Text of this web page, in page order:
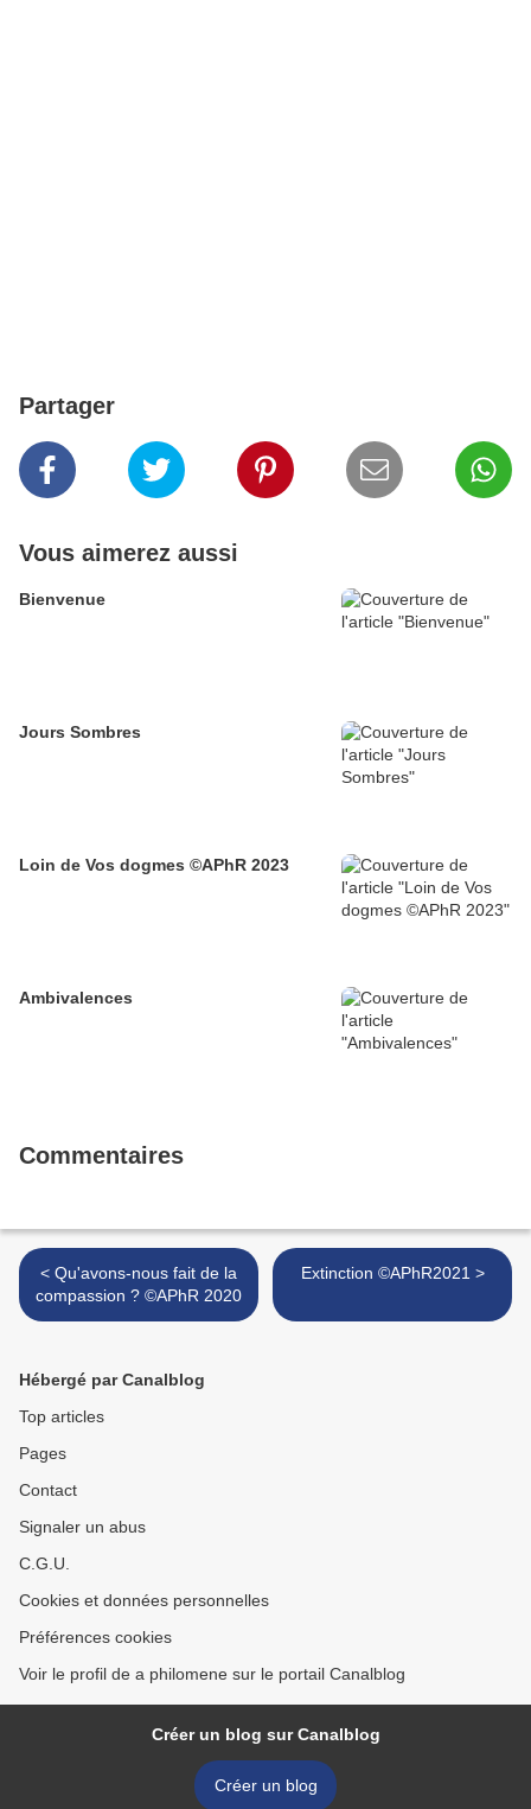
Partager
Vous aimerez aussi
Bienvenue
Jours Sombres
Loin de Vos dogmes ©APhR 2023
Ambivalences
Commentaires
< Qu'avons-nous fait de la
compassion ? ©APhR 2020
Extinction ©APhR2021 >
Hébergé par Canalblog
Top articles
Pages
Contact
Signaler un abus
C.G.U.
Cookies et données personnelles
Préférences cookies
Voir le profil de a philomene sur le portail Canalblog
Créer un blog sur Canalblog
Créer un blog